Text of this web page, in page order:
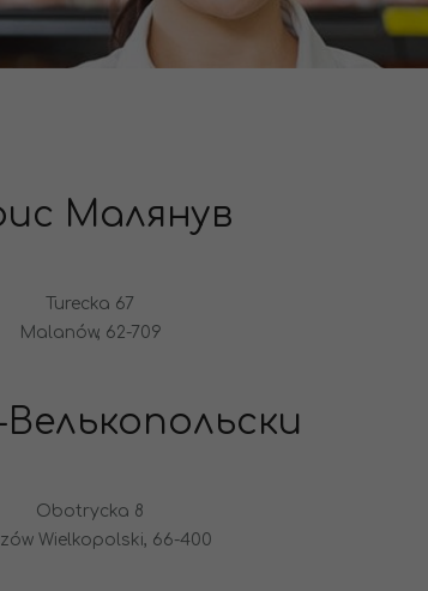
Малянув
Turecka 67
Malanów, 62-709
Obotrycka 8
Wielkopolski, 66-400